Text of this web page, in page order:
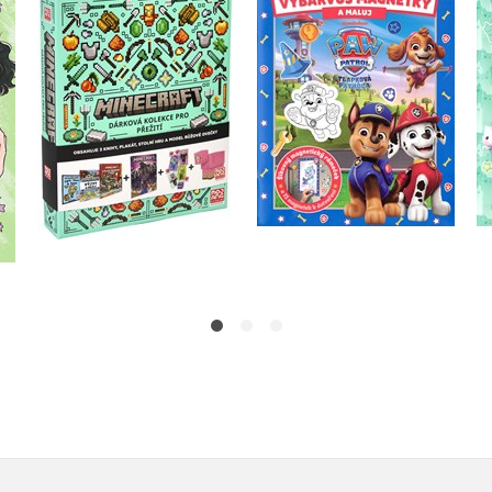
Minecraft - Dárková
kolekce pro přežití
Kolektiv
Do košíku
479 Kč
Vybarvuj magnetky
Kolektiv
Do košíku